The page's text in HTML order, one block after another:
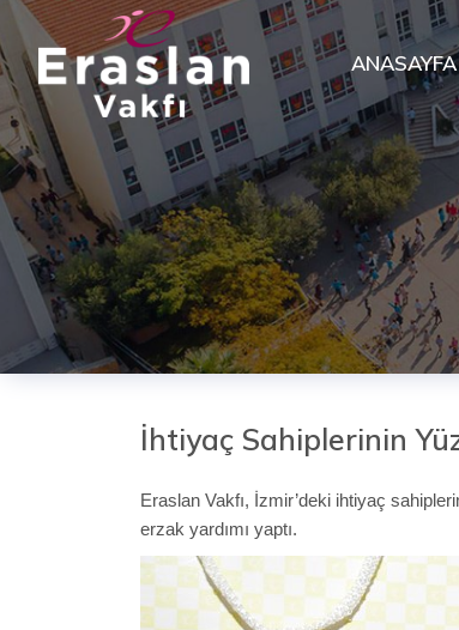
ANASAYFA
İhtiyaç Sahiplerinin
Eraslan Vakfı, İzmir’deki ihtiyaç
erzak yardımı yaptı.